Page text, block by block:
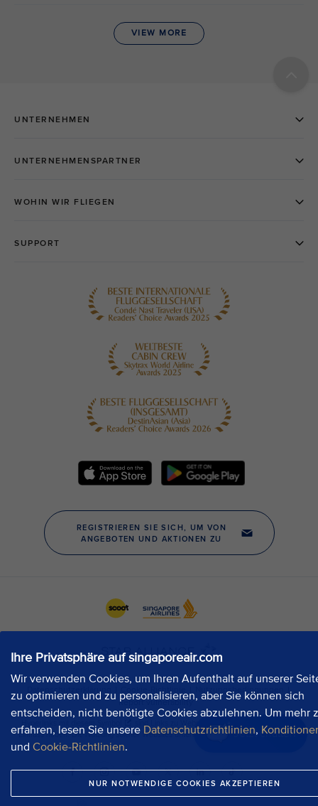
Ihre Privatsphäre auf singaporeair.com
Wir verwenden Cookies, um Ihren Aufenthalt auf unserer
zu optimieren und zu personalisieren, aber Sie können sich
entscheiden, nicht benötigte Cookies abzulehnen. Um mehr
erfahren, lesen Sie unsere Datenschutzrichtlinien,
und Cookie-Richtlinien.
NUR NOTWENDIGE COOKIES AKZEPTIEREN
Jetzt chatten
VIEW MORE